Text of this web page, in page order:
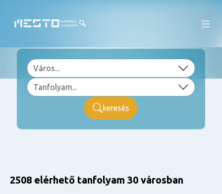
keresés
2508 elérhető tanfolyam 30 városban